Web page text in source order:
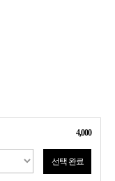
4,000
선택 완료